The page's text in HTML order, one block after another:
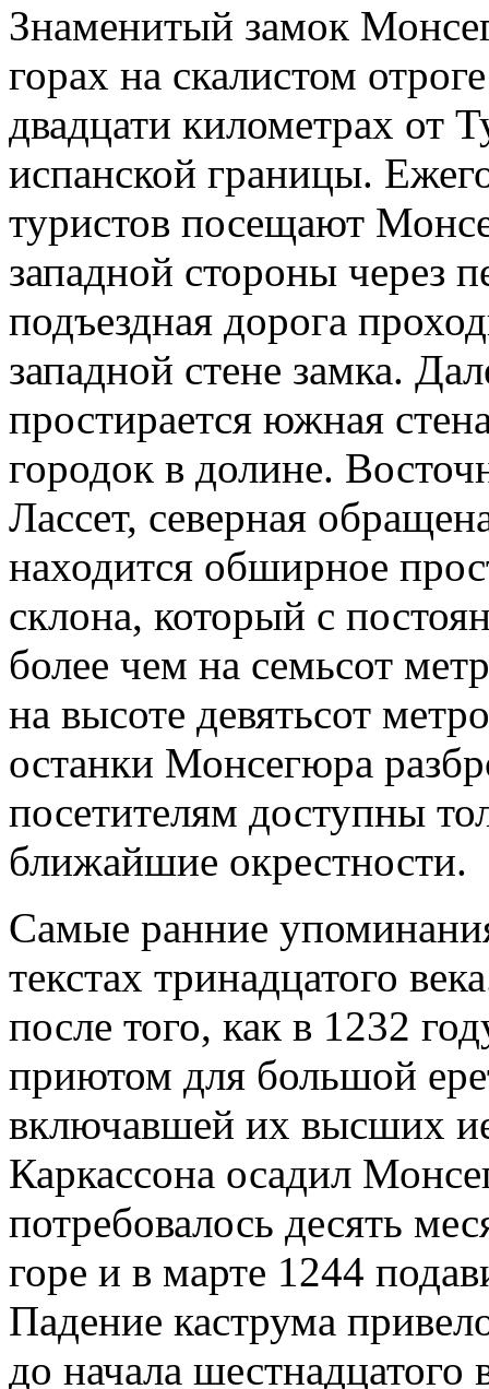
Знаменитый замок
горах на скалистом
двадцати километрах от
испанской границы.
туристов посещают
западной стороны через
подъездная дорога
западной стене замка.
простирается южная
городок в долине.
Лассет, северная
находится обширное
склона, который с
более чем на семьсот
на высоте девятьсот
останки Монсегюра
посетителям доступны
ближайшие окрестности.
Самые ранние
текстах тринадцатого
после того, как в 1232
приютом для большой
включавшей их высших
Каркассона осадил
потребовалось десять
горе и в марте 1244
Падение каструма
до начала шестнадцатого